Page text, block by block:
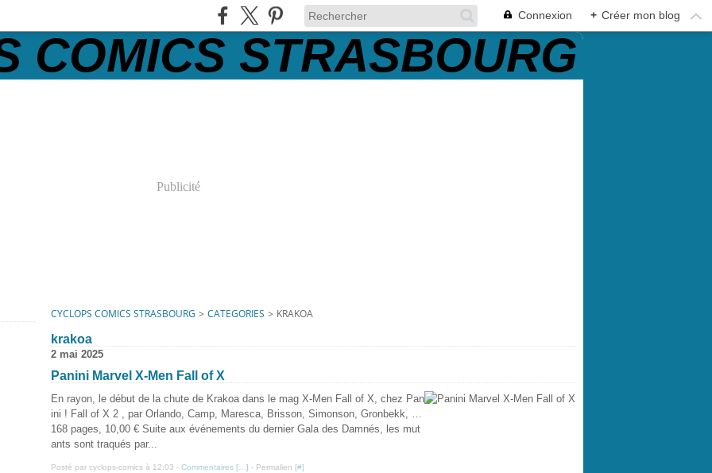
Connexion + Créer mon blog
Publicité
CYCLOPS COMICS STRASBOURG > CATEGORIES > KRAKOA
krakoa
2 mai 2025
Panini Marvel X-Men Fall of X
En rayon, le début de la chute de Krakoa dans le mag X-Men Fall of X, chez Pan
ini ! Fall of X 2 , par Orlando, Camp, Maresca, Brisson, Simonson, Gronbekk, …
168 pages, 10,00 € Suite aux événements du dernier Gala des Damnés, les mut
ants sont traqués par...
Posté par cyclops-comics à 12:03 - Commentaires [ ] - Permalien [#]